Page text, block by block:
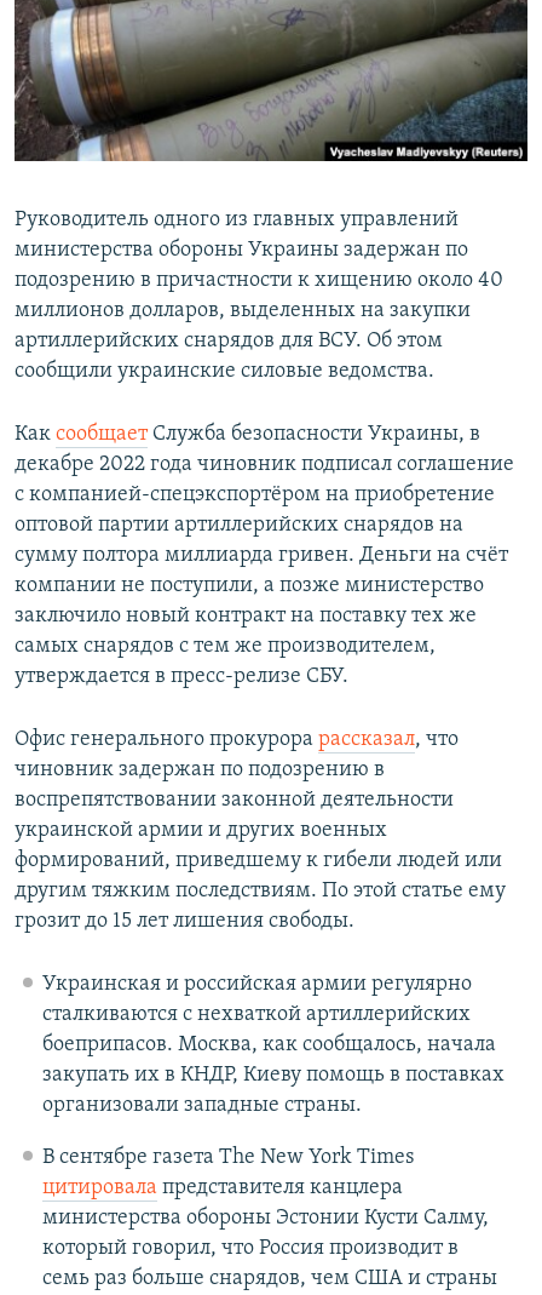
Руководитель одного из главных управлений
министерства обороны Украины задержан по
подозрению в причастности к хищению около 40
миллионов долларов, выделенных на закупки
артиллерийских снарядов для ВСУ. Об этом
сообщили украинские силовые ведомства.
Как сообщаетСлужба безопасности Украины, в
декабре 2022 года чиновник подписал соглашение
с компанией-спецэкспортёром на приобретение
оптовой партии артиллерийских снарядов на
сумму полтора миллиарда гривен. Деньги на счёт
компании не поступили, а позже министерство
заключило новый контракт на поставку тех же
самых снарядов с тем же производителем,
утверждается в пресс-релизе СБУ.
Офис генерального прокурора рассказал, что
чиновник задержан по подозрению в
воспрепятствовании законной деятельности
украинской армии и других военных
формирований, приведшему к гибели людей или
другим тяжким последствиям. По этой статье ему
грозит до 15 лет лишения свободы.
Украинская и российская армии регулярно
сталкиваются с нехваткой артиллерийских
боеприпасов. Москва, как сообщалось, начала
закупать их в КНДР, Киеву помощь в поставках
организовали западные страны.
В сентябре газета The New York Times
цитировала представителя канцлера
министерства обороны Эстонии Кусти Салму,
который говорил, что Россия производит в
семь раз больше снарядов, чем США и страны